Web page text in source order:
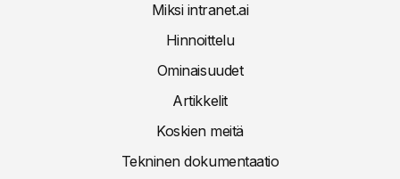
Miksi intranet.ai
Hinnoittelu
Ominaisuudet
Artikkelit
Koskien meitä
Tekninen dokumentaatio